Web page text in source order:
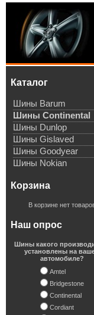
Каталог
Шины Barum
Шины Continental
Шины Dunlop
Шины Gislaved
Шины Goodyear
Шины Nokian
Корзина
В корзине нет
Наш опрос
Шины какого
установлены на
автомобиле?
Amtel
Bridgestone
Continental
Cordiant